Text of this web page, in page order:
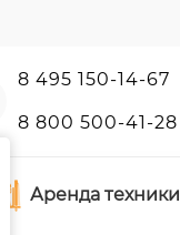
8 495 150-14-67
8 800 500-41-28
Аренда техники